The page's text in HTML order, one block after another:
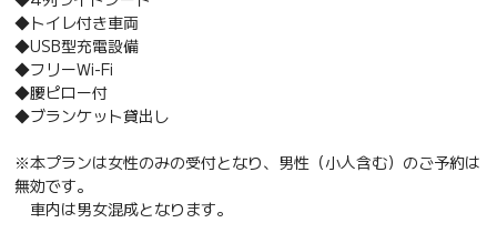
◆トイレ付き車両
◆USB型充電設備
◆フリーWi-Fi
◆腰ピロー付
◆ブランケット貸出し
※本プランは女性のみの受付となり、男性（小人含む）のご予約は
無効です。
車内は男女混成となります。